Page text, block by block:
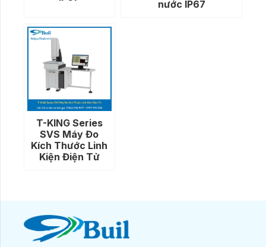
nước IP67
T-KING Series
SVS Máy Đo
Kích Thước Linh
Kiện Điện Tử